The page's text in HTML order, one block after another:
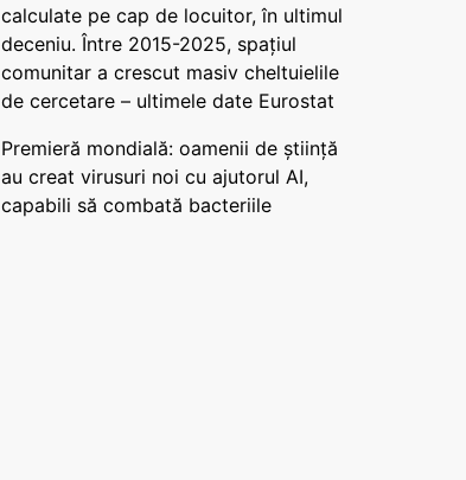
calculate pe cap de locuitor, în ultimul
deceniu. Între 2015-2025, spațiul
comunitar a crescut masiv cheltuielile
de cercetare – ultimele date Eurostat
Premieră mondială: oamenii de știință
au creat virusuri noi cu ajutorul AI,
capabili să combată bacteriile